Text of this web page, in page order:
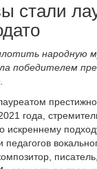
стали
народную
победителем
года,
искреннему